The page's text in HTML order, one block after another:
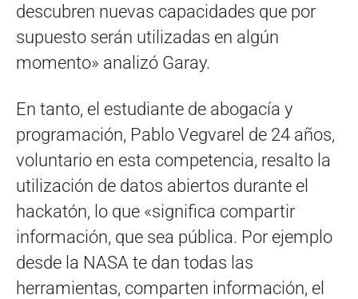
descubren nuevas capacidades que por
supuesto serán utilizadas en algún
momento» analizó Garay.
En tanto, el estudiante de abogacía y
programación, Pablo Vegvarel de 24 años,
voluntario en esta competencia, resalto la
utilización de datos abiertos durante el
hackatón, lo que «significa compartir
información, que sea pública. Por ejemplo
desde la NASA te dan todas las
herramientas, comparten información, el